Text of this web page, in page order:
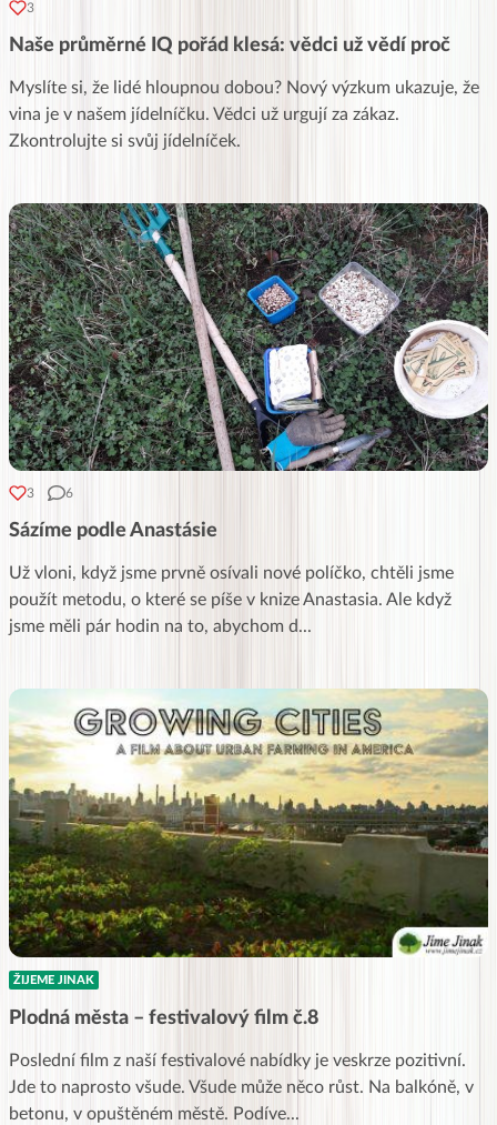
3
Naše průměrné IQ pořád klesá: vědci už vědí proč
Myslíte si, že lidé hloupnou dobou? Nový výzkum ukazuje, že
vina je v našem jídelníčku. Vědci už urgují za zákaz.
Zkontrolujte si svůj jídelníček.
3 6
Sázíme podle Anastásie
Už vloni, když jsme prvně osívali nové políčko, chtěli jsme
použít metodu, o které se píše v knize Anastasia. Ale když
jsme měli pár hodin na to, abychom d...
ŽIJEME JINAK
Plodná města – festivalový film č.8
Poslední film z naší festivalové nabídky je veskrze pozitivní.
Jde to naprosto všude. Všude může něco růst. Na balkóně, v
betonu, v opuštěném městě. Podíve...